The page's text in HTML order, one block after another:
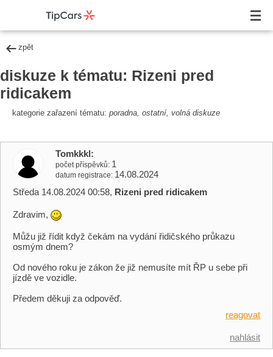
zpět
diskuze k tématu: Rizeni pred
ridicakem
kategorie zařazení tématu: poradna, ostatní, volná diskuze
Tomkkkl
počet příspěvků 1
datum registrace 14.08.2024
Středa 14.08.2024 00:58, Rizeni pred ridicakem
Zdravim,
Můžu již řídit když čekám na vydání řidičského průkazu
osmým dnem?
Od nového roku je zákon že již nemusíte mít ŘP u sebe při
jízdě ve vozidle.
Předem děkuji za odpověď.
reagovat
nahlásit